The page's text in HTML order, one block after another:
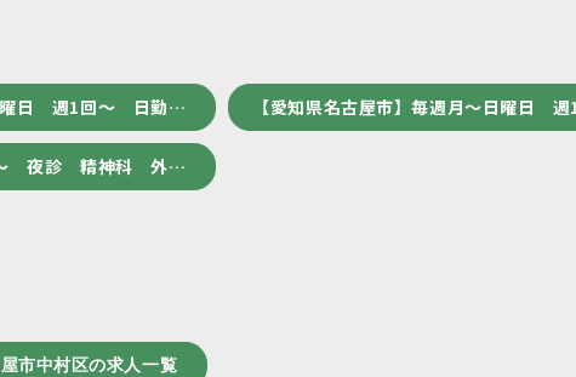
曜日 週1回～ 日勤… 【愛知県名古屋市】毎週月～日曜
～ 夜診 精神科 外…
市中村区の求人一覧